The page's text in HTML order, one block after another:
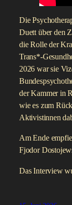
Die
Duett über den
die Rolle der
Trans*-
2026 war sie
der Kammer in
wie es zum
Aktivistinnen
Am Ende
Fjodor
Das Interview